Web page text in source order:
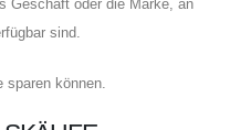
Geschäft oder die Marke, an
sind.
können.